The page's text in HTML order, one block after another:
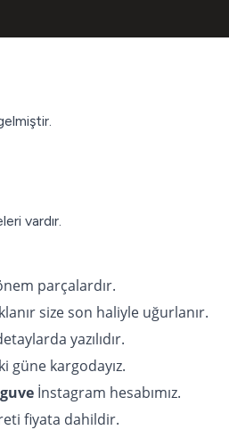
vardır.
parçalardır.
size son haliyle uğurlanır.
yazılıdır.
güne kargodayız.
İnstagram hesabımız.
fiyata dahildir.